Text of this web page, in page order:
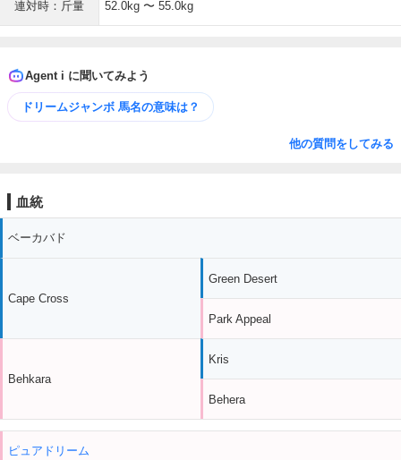
連対時：斤量 52.0kg 〜 55.0kg
Agent i に聞いてみよう
ドリームジャンボ 馬名の意味は？
他の質問をしてみる
血統
ベーカバド
Cape Cross
Behkara
Green Desert
Park Appeal
Kris
Behera
ピュアドリーム